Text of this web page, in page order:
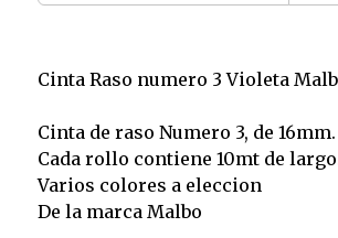
Cinta Raso numero 3 Violeta
Cinta de raso Numero 3, de
Cada rollo contiene 10mt de
Varios colores a eleccion
De la marca Malbo